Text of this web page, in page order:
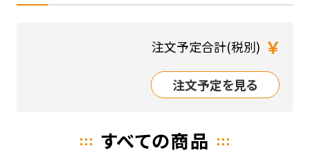
注文予定合計(税別) ￥
注文予定を見る
すべての商品